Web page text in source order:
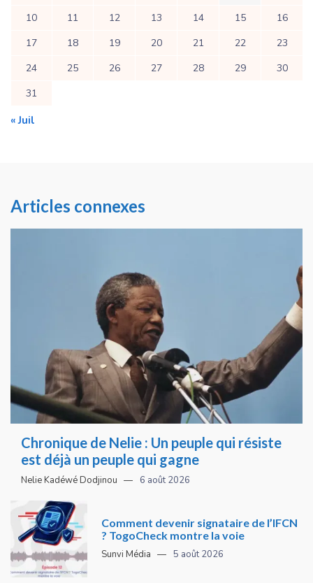
10
11 12 13 14 15
16
17
18 19 20 21 22
23
24
25 26 27 28 29
30
31
« Juil
Articles connexes
Chronique de Nelie : Un peuple qui résiste
est déjà un peuple qui gagne
Nelie Kadéwé Dodjinou 6 août 2026
Comment devenir signataire de l’IFCN
? TogoCheck montre la voie
Sunvi Média 5 août 2026